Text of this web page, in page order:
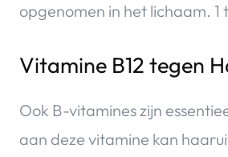
opgenomen in het lichaam.
Vitamine B12 tegen
Ook B-vitamines zijn
aan deze vitamine kan